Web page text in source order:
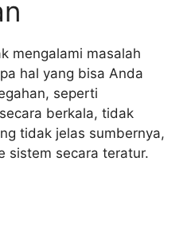
mengalami masalah
hal yang bisa Anda
seperti
berkala, tidak
tidak jelas sumbernya,
sistem secara teratur.